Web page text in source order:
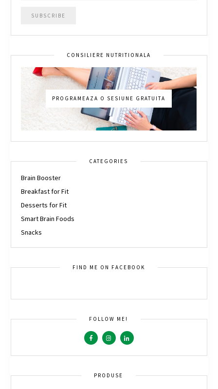
CONSILIERE NUTRITIONALA
PROGRAMEAZA O SESIUNE GRATUITA
CATEGORIES
Brain Booster
Breakfast for Fit
Desserts for Fit
Smart Brain Foods
Snacks
FIND ME ON FACEBOOK
FOLLOW ME!
PRODUSE